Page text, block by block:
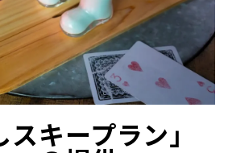
スキープラン」